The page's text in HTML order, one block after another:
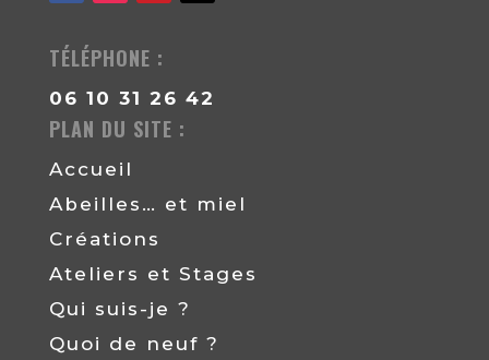
TÉLÉPHONE :
06 10 31 26 42
PLAN DU SITE :
Accueil
Abeilles… et miel
Créations
Ateliers et Stages
Qui suis-je ?
Quoi de neuf ?